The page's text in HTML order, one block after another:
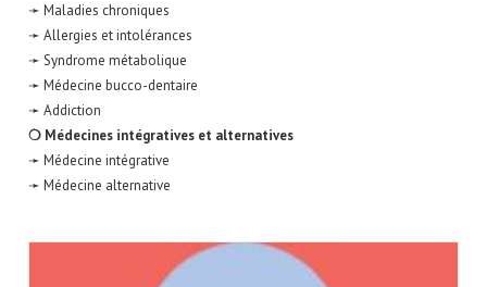
➛ Maladies chroniques
➛ Allergies et intolérances
➛ Syndrome métabolique
➛ Médecine bucco-dentaire
➛ Addiction
❍ Médecines intégratives et alternatives
➛ Médecine intégrative
➛ Médecine alternative